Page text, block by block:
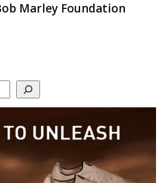
Marley Foundation